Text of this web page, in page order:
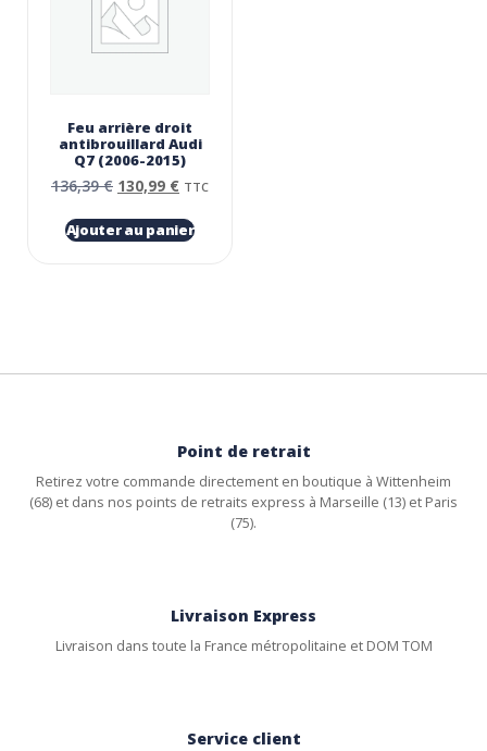
Feu arrière droit
antibrouillard Audi
Q7 (2006-2015)
136,39€ 130,99 € TTC
Ajouter au panier
Point de retrait
Retirez votre commande directement en boutique à Wittenheim
(68) et dans nos points de retraits express à Marseille (13) et Paris
(75).
Livraison Express
Livraison dans toute la France métropolitaine et DOM TOM
Service client